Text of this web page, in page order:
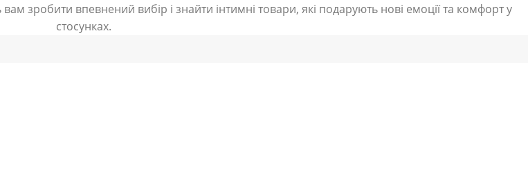
зробити впевнений вибір і знайти інтимні товари, які подарують нові емоції та комфорт у
стосунках.